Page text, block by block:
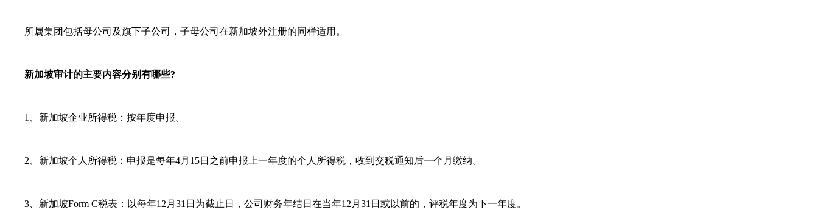
所属集团包括母公司及旗下子公司，子母公司在新加坡外注册的同样适用。
新加坡审计的主要内容分别有哪些?
1、新加坡企业所得税：按年度申报。
2、新加坡个人所得税：申报是每年4月15日之前申报上一年度的个人所得税，收到交税通知后一个月缴纳。
3、新加坡Form C税表：以每年12月31日为截止日，公司财务年结日在当年12月31日或以前的，评税年度为下一年度。